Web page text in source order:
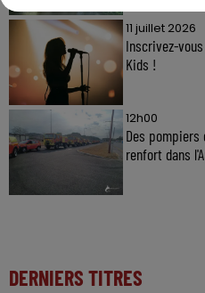
11 juillet 2026
Inscrivez-
Kids !
12h00
Des pompiers
renfort dans
DERNIERS TITRES